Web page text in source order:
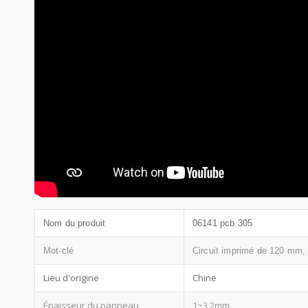
Nom du produit 06141 pcb 305
Mot-clé Circuit imprimé de 120
Lieu d'origine Chine
Épaisseur du panneau 1~3,2mm